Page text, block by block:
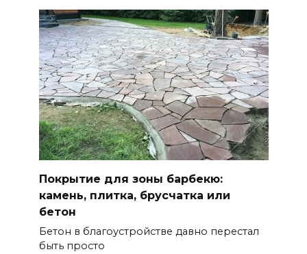
Покрытие для зоны барбекю:
камень, плитка, брусчатка или
бетон
Бетон в благоустройстве давно перестал
быть просто